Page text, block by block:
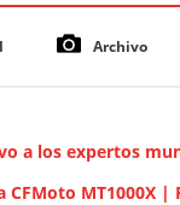
Archivo
a los expertos
CFMoto MT1000X